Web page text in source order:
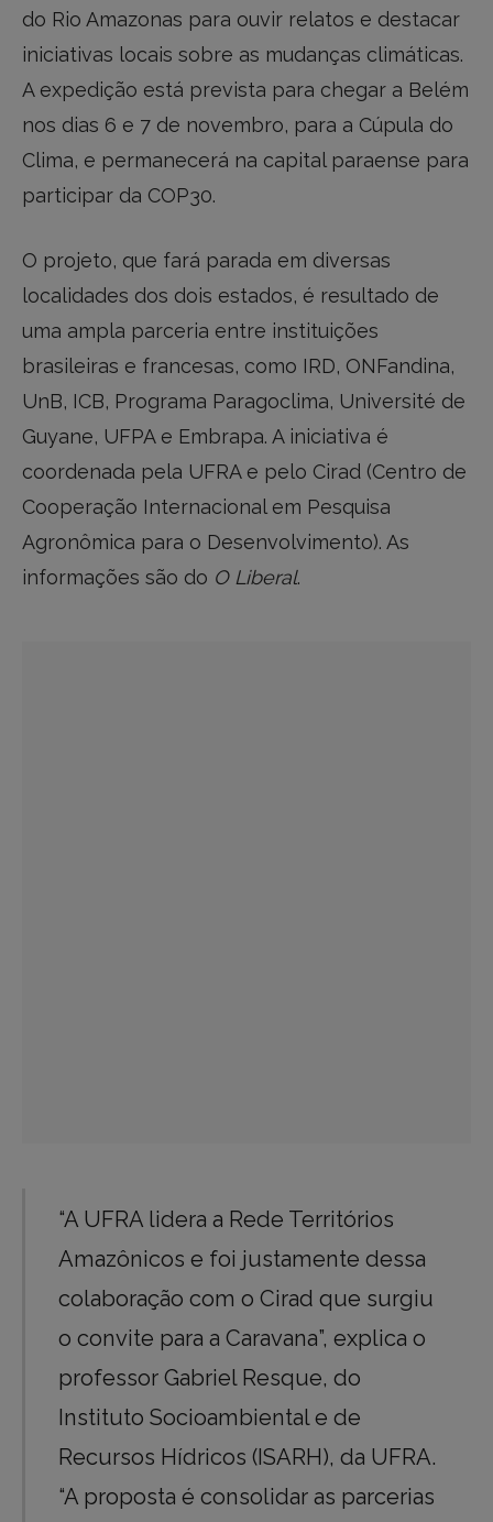
do Rio Amazonas para ouvir relatos e destacar
iniciativas locais sobre as mudanças climáticas.
A expedição está prevista para chegar a Belém
nos dias 6 e 7 de novembro, para a Cúpula do
Clima, e permanecerá na capital paraense para
participar da COP30.
O projeto, que fará parada em diversas
localidades dos dois estados, é resultado de
uma ampla parceria entre instituições
brasileiras e francesas, como IRD, ONFandina,
UnB, ICB, Programa Paragoclima, Université de
Guyane, UFPA e Embrapa. A iniciativa é
coordenada pela UFRA e pelo Cirad (Centro de
Cooperação Internacional em Pesquisa
Agronômica para o Desenvolvimento). As
informações são do O Liberal.
“A UFRA lidera a Rede Territórios
Amazônicos e foi justamente dessa
colaboração com o Cirad que surgiu
o convite para a Caravana”, explica o
professor Gabriel Resque, do
Instituto Socioambiental e de
Recursos Hídricos (ISARH), da UFRA.
“A proposta é consolidar as parcerias